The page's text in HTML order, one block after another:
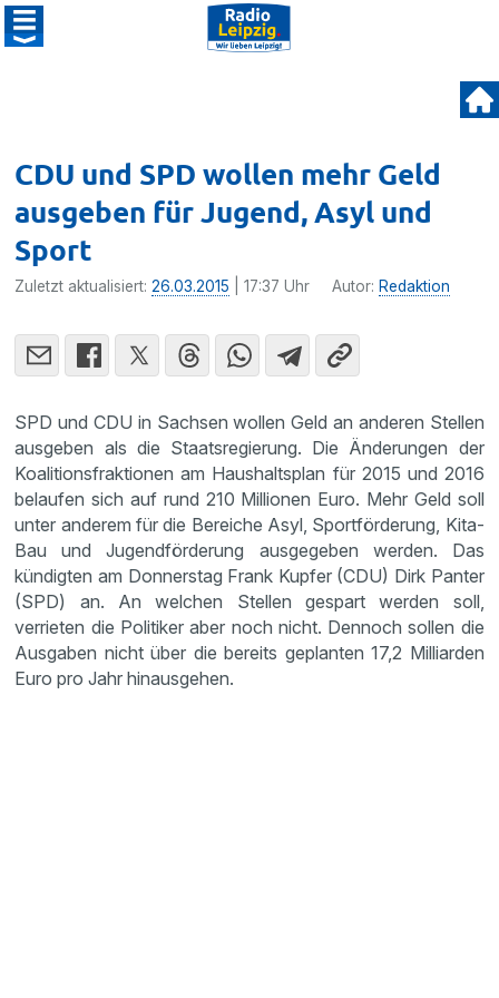
CDU und SPD wollen mehr Geld
ausgeben für Jugend, Asyl und
Sport
Zuletzt aktualisiert:26.03.2015 | 17:37 Uhr Autor: Redaktion
SPD und CDU in Sachsen wollen Geld an anderen Stellen
ausgeben als die Staats­re­gie­rung. Die Änderungen der
Koali­ti­ons­frak­tionen am Haushalts­plan für 2015 und 2016
belaufen sich auf rund 210 Millionen Euro. Mehr Geld soll
unter anderem für die Bereiche Asyl, Sport­för­de­rung, Kita-
Bau und Jugend­för­de­rung ausge­geben werden. Das
kündigten am Donnerstag Frank Kupfer (CDU) Dirk Panter
(SPD) an. An welchen Stellen gespart werden soll,
verrieten die Politiker aber noch nicht. Dennoch sollen die
Ausgaben nicht über die bereits geplanten 17,2 Milli­arden
Euro pro Jahr hinaus­gehen.